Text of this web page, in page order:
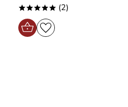
***** (2)